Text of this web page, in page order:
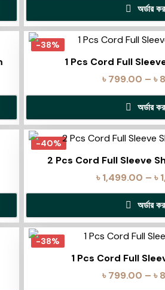
অর্ডার
-38%
1 Pcs Cord Full
৳799.00 – ৳
অর্ডার
-40%
2 Pcs Cord Full Sleeve
৳1,499.00 – ৳
অর্ডার
-38%
1 Pcs Cord Full
৳799.00 – ৳